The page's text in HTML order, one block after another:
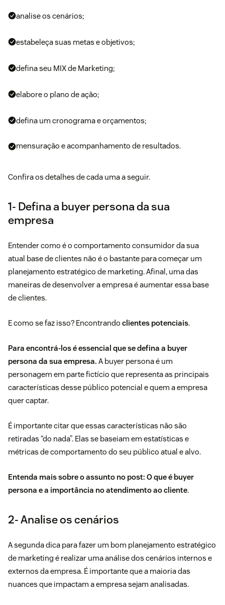
analise os cenários;
estabeleça suas metas e objetivos;
defina seu MIX de Marketing;
elabore o plano de ação;
defina um cronograma e orçamentos;
mensuração e acompanhamento de resultados.
Confira os detalhes de cada uma a seguir.
1- Defina a buyer persona da sua
empresa
Entender como é o comportamento consumidor da sua
atual base de clientes não é o bastante para começar um
planejamento estratégico de marketing. Afinal, uma das
maneiras de desenvolver a empresa é aumentar essa base
de clientes.
E como se faz isso? Encontrando clientes potenciais.
Para encontrá-los é essencial que se defina a buyer
persona da sua empresa. A buyer persona é um
personagem em parte fictício que representa as principais
características desse público potencial e quem a empresa
quer captar.
É importante citar que essas características não são
retiradas “do nada”. Elas se baseiam em estatísticas e
métricas de comportamento do seu público atual e alvo.
Entenda mais sobre o assunto no post: O que é buyer
persona e a importância no atendimento ao cliente.
2- Analise os cenários
A segunda dica para fazer um bom planejamento estratégico
de marketing é realizar uma análise dos cenários internos e
externos da empresa. É importante que a maioria das
nuances que impactam a empresa sejam analisadas.